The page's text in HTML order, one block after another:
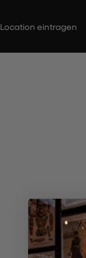
Location eintragen